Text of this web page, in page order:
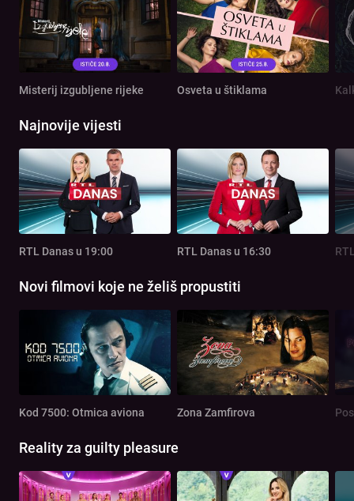
Misterij izgubljene rijeke Osveta u štiklama
Najnovije vijesti
RTL Danas u 19:00 RTL Danas u 16:30
Novi filmovi koje ne želiš propustiti
Kod 7500: Otmica aviona Zona Zamfirova
Reality za guilty pleasure